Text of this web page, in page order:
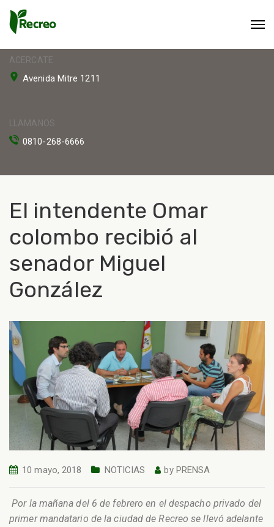
ACERCATE
Avenida Mitre 1211
LLAMANOS
0810-268-6666
El intendente Omar
colombo recibió al
senador Miguel
González
10 mayo, 2018 NOTICIAS by PRENSA
Por la mañana del 6 de febrero en el despacho privado del
primer mandatario de la ciudad de Recreo se llevó adelante